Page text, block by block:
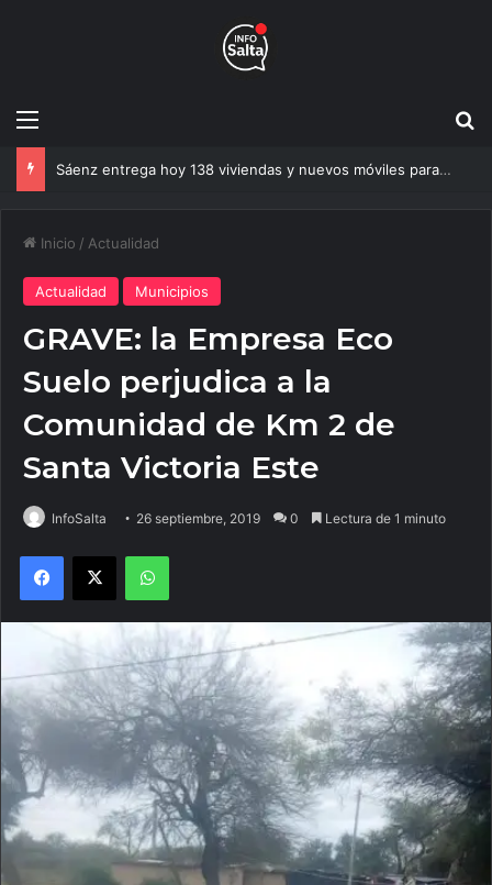
Menú
Sáenz entrega hoy 138 viviendas y nuevos móviles para reforzar la seguridad en Salta
Inicio / Actualidad
Actualidad Municipios
GRAVE: la Empresa Eco
Suelo perjudica a la
Comunidad de Km 2 de
Santa Victoria Este
InfoSalta 26 septiembre, 2019 0 Lectura de 1 minuto
Facebook
X WhatsApp